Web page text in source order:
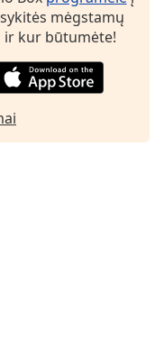
mėgstamų
ir kur būtumėte!